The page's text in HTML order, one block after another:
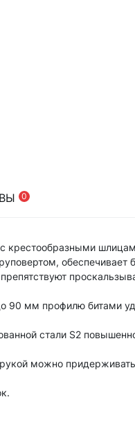
0
крестообразными
90 мм профилю битами
стали S2
можно